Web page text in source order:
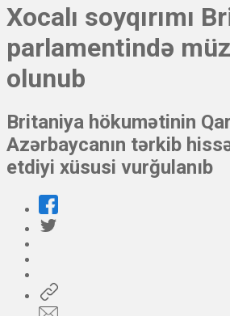
Xocalı soyqırımı
parlamentində
olunub
Britaniya hökumətinin
Azərbaycanın tərkib
etdiyi xüsusi vurğulanıb